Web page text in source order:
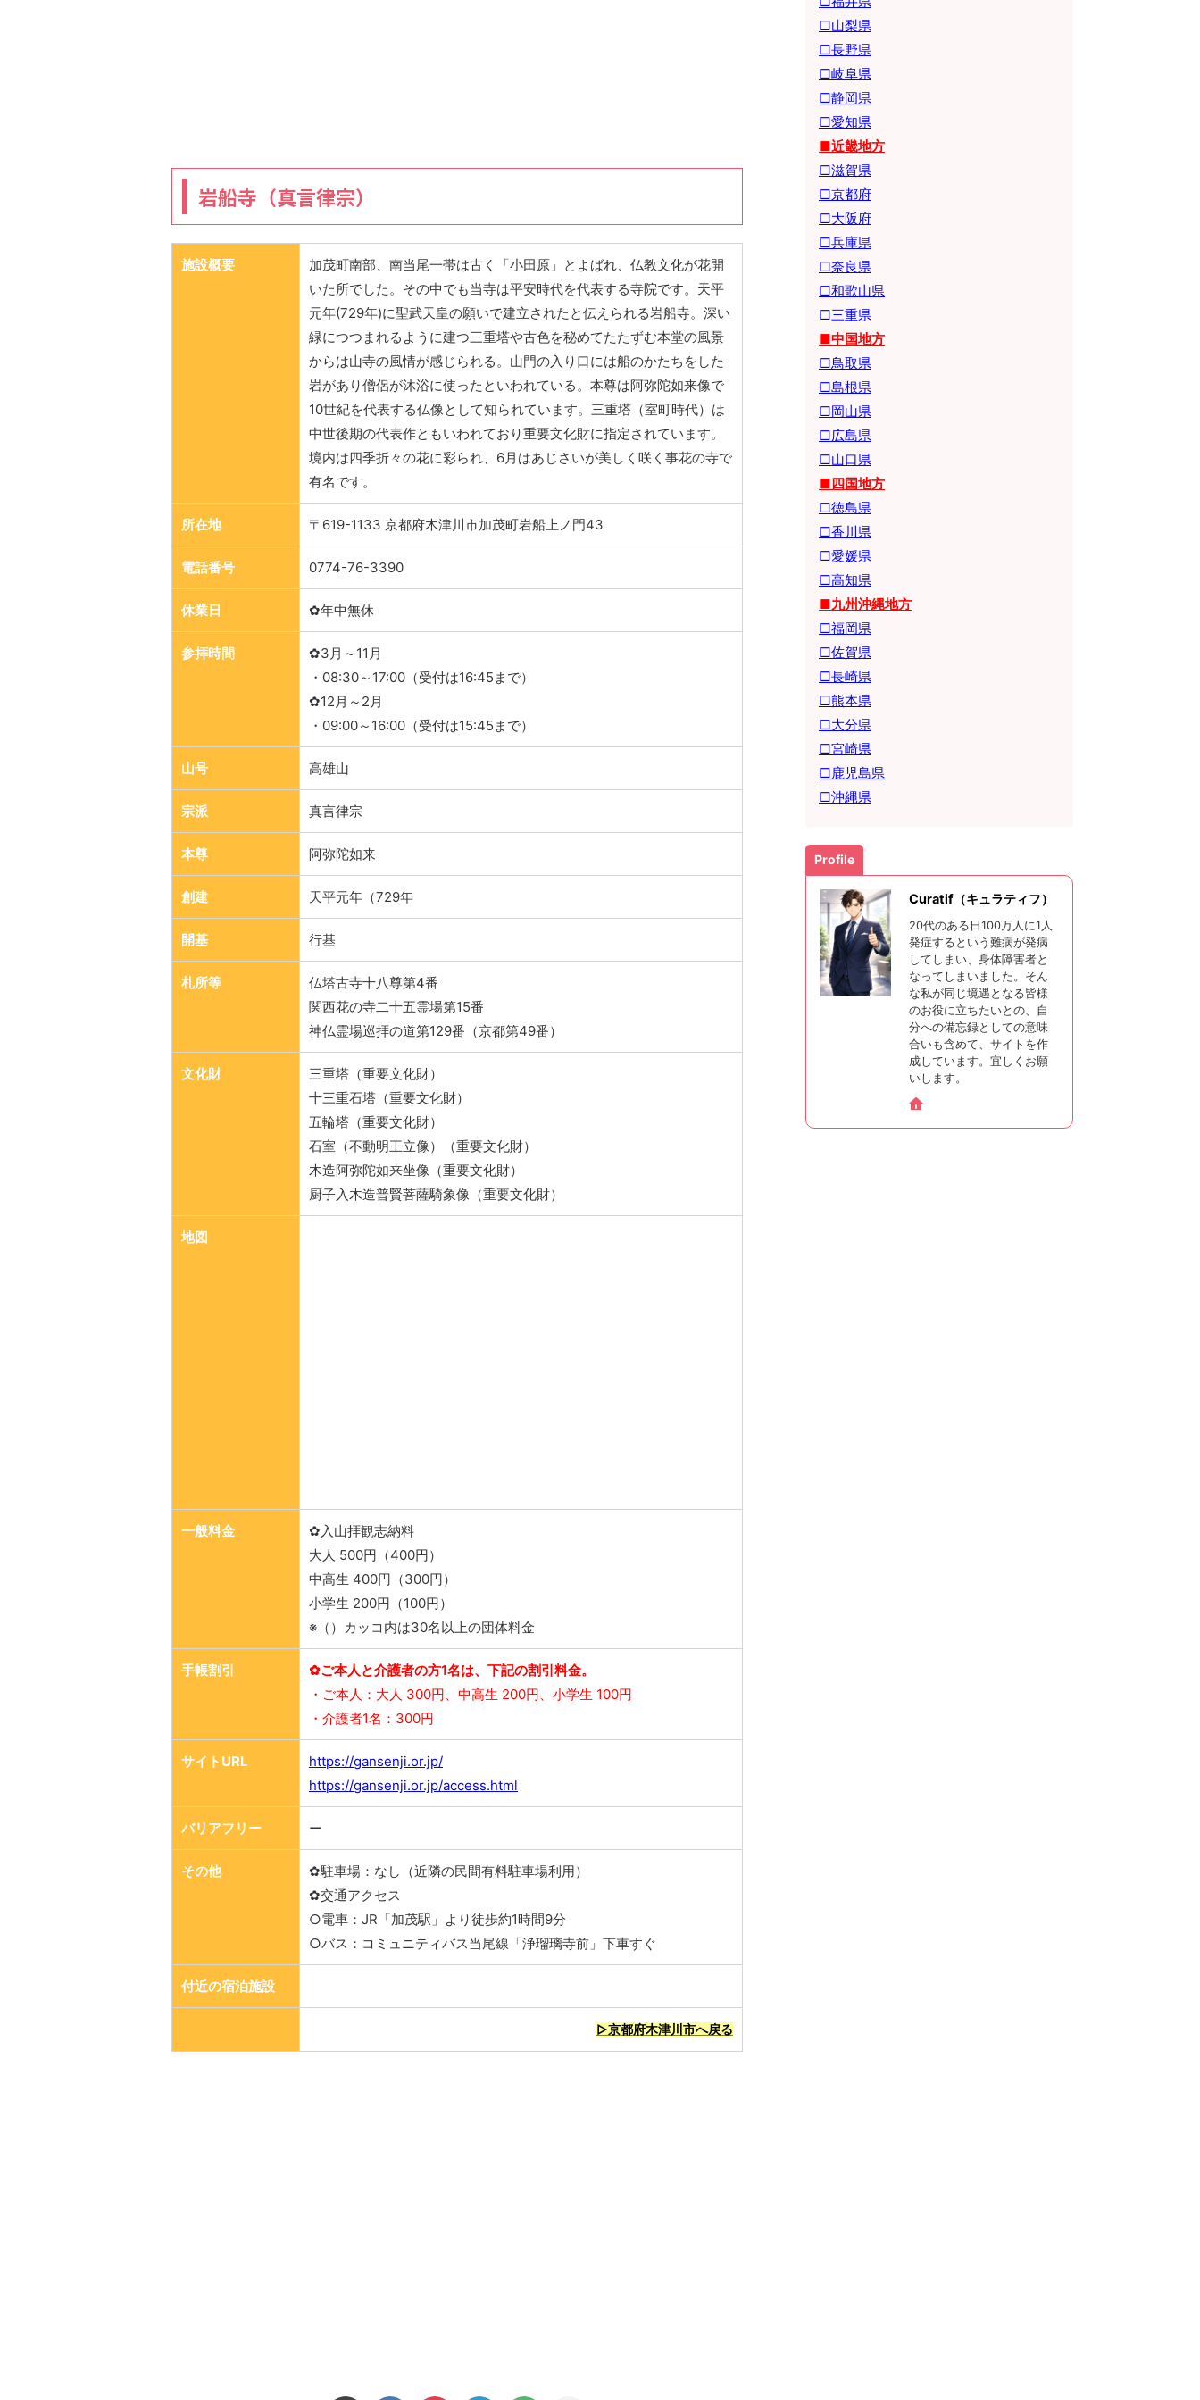
岩船寺（真言律宗）
施設概要
加茂町南部、南当尾一帯は古く「小田原」とよばれ、仏教文化が花開
いた所でした。その中でも当寺は平安時代を代表する寺院です。天平
元年(729年)に聖武天皇の願いで建立されたと伝えられる岩船寺。深い
緑につつまれるように建つ三重塔や古色を秘めてたたずむ本堂の風景
からは山寺の風情が感じられる。山門の入り口には船のかたちをした
岩があり僧侶が沐浴に使ったといわれている。本尊は阿弥陀如来像で
10世紀を代表する仏像として知られています。三重塔（室町時代）は
中世後期の代表作ともいわれており重要文化財に指定されています。
境内は四季折々の花に彩られ、6月はあじさいが美しく咲く事花の寺で
有名です。
所在地 〒619-1133 京都府木津川市加茂町岩船上ノ門43
電話番号 0774-76-3390
休業日 ✿年中無休
参拝時間
✿3月～11月
・08:30～17:00（受付は16:45まで）
✿12月～2月
・09:00～16:00（受付は15:45まで）
山号 高雄山
宗派 真言律宗
本尊 阿弥陀如来
創建 天平元年（729年
開基 行基
札所等
仏塔古寺十八尊第4番
関西花の寺二十五霊場第15番
神仏霊場巡拝の道第129番（京都第49番）
文化財
三重塔（重要文化財）
十三重石塔（重要文化財）
五輪塔（重要文化財）
石室（不動明王立像）（重要文化財）
木造阿弥陀如来坐像（重要文化財）
厨子入木造普賢菩薩騎象像（重要文化財）
地図
一般料金
✿入山拝観志納料
大人 500円（400円）
中高生 400円（300円）
小学生 200円（100円）
※（）カッコ内は30名以上の団体料金
手帳割引
✿ご本人と介護者の方1名は、下記の割引料金。
・ご本人：大人 300円、中高生 200円、小学生 100円
・介護者1名：300円
サイトURL
https://gansenji.or.jp/
https://gansenji.or.jp/access.html
バリアフリー ー
その他
✿駐車場：なし（近隣の民間有料駐車場利用）
✿交通アクセス
○電車：JR「加茂駅」より徒歩約1時間9分
○バス：コミュニティバス当尾線「浄瑠璃寺前」下車すぐ
付近の宿泊施設
▷京都府木津川市へ戻る
□山梨県
□長野県
□岐阜県
□静岡県
□愛知県
■近畿地方
□滋賀県
□京都府
□大阪府
□兵庫県
□奈良県
□和歌山県
□三重県
■中国地方
□鳥取県
□島根県
□岡山県
□広島県
□山口県
■四国地方
□徳島県
□香川県
□愛媛県
□高知県
■九州沖縄地方
□福岡県
□佐賀県
□長崎県
□熊本県
□大分県
□宮崎県
□鹿児島県
□沖縄県
Profile
Curatif（キュラティフ）
20代のある日100万人に1人
発症するという難病が発病
してしまい、身体障害者と
なってしまいました。そん
な私が同じ境遇となる皆様
のお役に立ちたいとの、自
分への備忘録としての意味
合いも含めて、サイトを作
成しています。宜しくお願
いします。